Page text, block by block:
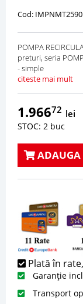
Cod:
POMPA
preturi, seria
- simple
citeste mai mult
1.96672 lei
STOC: 2 buc
ADAUGA
Plată în
Garanție
Transport